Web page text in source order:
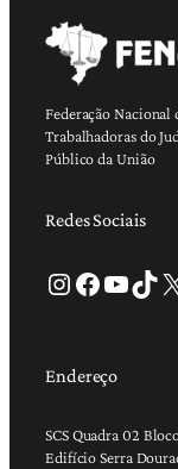
Federação Nacional
Trabalhadoras do
Público da União
Redes Sociais
Instagram Facebook Youtube TikTok X
Endereço
SCS Quadra 02
Edifício Serra